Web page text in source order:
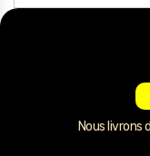
Nous livrons